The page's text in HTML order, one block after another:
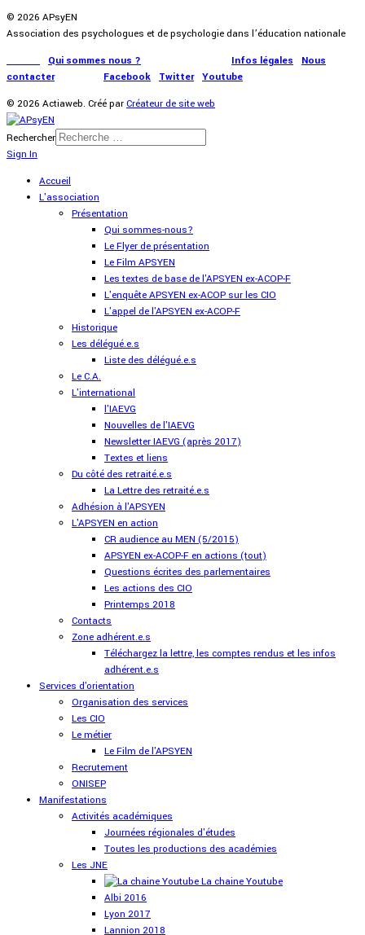
© 2026 APsyEN
Association des psychologues et de psychologie dans l’éducation nationale
Qui sommes nous ? Infos légales
Nous
contacter| Facebook Twitter| Youtube
© 2026 Actiaweb. Créé parCréateur de site web
Rechercher
Sign In
Accueil
L'association
Présentation
Qui sommes-nous?
Le Flyer de présentation
Le Film APSYEN
Les textes de base de l'APSYEN ex-ACOP-F
L'enquête APSYEN ex-ACOP sur les CIO
L'appel de l'APSYEN ex-ACOP-F
Historique
Les délégué.e.s
Liste des délégué.e.s
Le C.A.
L'international
l'IAEVG
Nouvelles de l'IAEVG
Newsletter IAEVG (après 2017)
Textes et liens
Du côté des retraité.e.s
La Lettre des retraité.e.s
Adhésion à l'APSYEN
L'APSYEN en action
CR audience au MEN (5/2015)
APSYEN ex-ACOP-F en actions (tout)
Questions écrites des parlementaires
Les actions des CIO
Printemps 2018
Contacts
Zone adhérent.e.s
Téléchargez la lettre, les comptes rendus et les infos
adhérent.e.s
Services d'orientation
Organisation des services
Les CIO
Le métier
Le Film de l'APSYEN
Recrutement
ONISEP
Manifestations
Activités académiques
Journées régionales d'études
Toutes les productions des académies
Les JNE
La chaine Youtube
Albi 2016
Lyon 2017
Lannion 2018